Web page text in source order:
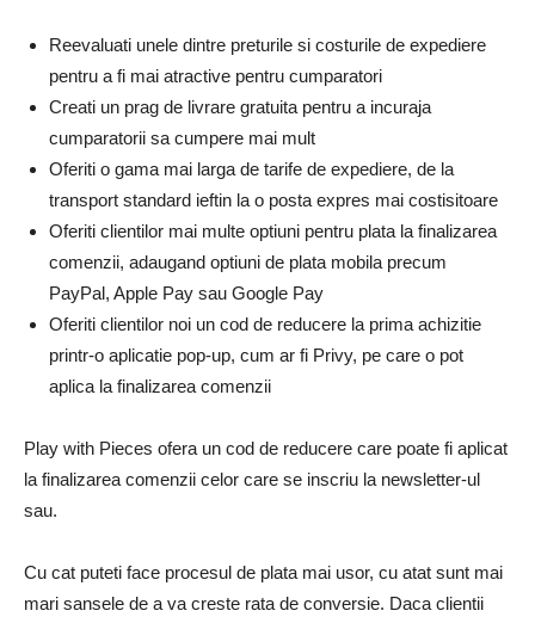
Reevaluati unele dintre preturile si costurile de expediere
pentru a fi mai atractive pentru cumparatori
Creati un prag de livrare gratuita pentru a incuraja
cumparatorii sa cumpere mai mult
Oferiti o gama mai larga de tarife de expediere, de la
transport standard ieftin la o posta expres mai costisitoare
Oferiti clientilor mai multe optiuni pentru plata la finalizarea
comenzii, adaugand optiuni de plata mobila precum
PayPal, Apple Pay sau Google Pay
Oferiti clientilor noi un cod de reducere la prima achizitie
printr-o aplicatie pop-up, cum ar fi Privy, pe care o pot
aplica la finalizarea comenzii
Play with Pieces ofera un cod de reducere care poate fi aplicat
la finalizarea comenzii celor care se inscriu la newsletter-ul
sau.
Cu cat puteti face procesul de plata mai usor, cu atat sunt mai
mari sansele de a va creste rata de conversie. Daca clientii